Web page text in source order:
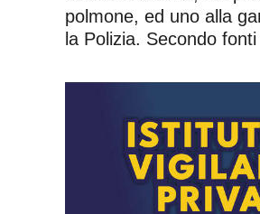
polmone, ed uno alla
la Polizia. Secondo